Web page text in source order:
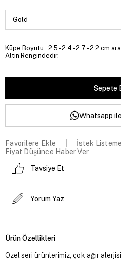
Küpe Boyutu : 2.5 - 2.4 - 2.7 - 2.2 cm
Altın Rengindedir.
Whatsapp
Favorilere Ekle
İstek
Fiyat Düşünce Haber Ver
Tavsiye Et
Yorum Yaz
Ürün Özellikleri
Özel seri ürünlerimiz, çok ağır